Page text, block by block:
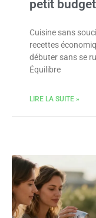
petit budget
Cuisine sans
recettes
débuter sans se
Équilibre
LIRE LA SUITE »